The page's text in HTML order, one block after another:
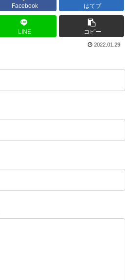
Facebook はてブ
LINE コピー
2022.01.29